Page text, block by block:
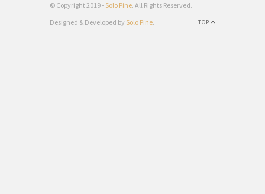
© Copyright 2019 - Solo Pine. All Rights Reserved.
TOP
Designed & Developed by Solo Pine.